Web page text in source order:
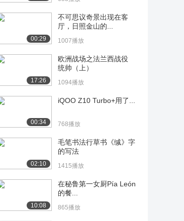
00:29
不可思议奇景出现在客
厅，日照金山的...
1007播放
17:26
欧洲战场之法兰西战役
统帅（上）
1094播放
00:34
iQOO Z10 Turbo+用了...
768播放
02:10
毛笔书法行草书《缄》字
的写法
1415播放
10:08
在秘鲁第一女厨Pía León
的餐...
865播放